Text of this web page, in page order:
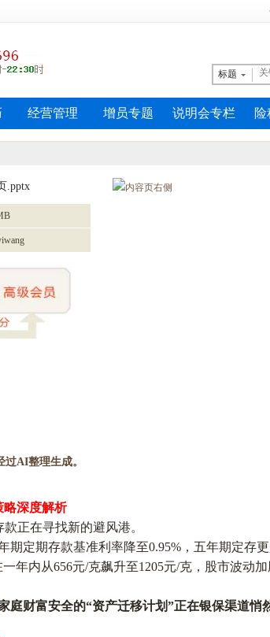
标题
经营管理 增员专题 说明会专栏
.pptx
AI整理生成。
略深度解析
正在寻找新的避风港。
期定期存款基准利率降至0.95%，五年期定存
年内从656元/克飙升至1205元/克，股市波动
庭财富安全的“资产迁移计划”正在银保渠道悄